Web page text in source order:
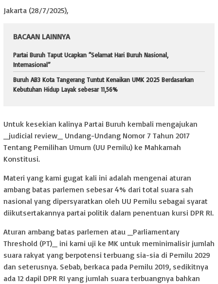
Jakarta (28/7/2025),
BACAAN LAINNYA
Partai Buruh Taput Ucapkan “Selamat Hari Buruh Nasional,
Internasional”
Buruh AB3 Kota Tangerang Tuntut Kenaikan UMK 2025 Berdasarkan
Kebutuhan Hidup Layak sebesar 11,56%
Untuk kesekian kalinya Partai Buruh kembali mengajukan
_judicial review_ Undang-Undang Nomor 7 Tahun 2017
Tentang Pemilihan Umum (UU Pemilu) ke Mahkamah
Konstitusi.
Materi yang kami gugat kali ini adalah mengenai aturan
ambang batas parlemen sebesar 4% dari total suara sah
nasional yang dipersyaratkan oleh UU Pemilu sebagai syarat
diikutsertakannya partai politik dalam penentuan kursi DPR RI.
Aturan ambang batas parlemen atau _Parliamentary
Threshold (PT)_ ini kami uji ke MK untuk meminimalisir jumlah
suara rakyat yang berpotensi terbuang sia-sia di Pemilu 2029
dan seterusnya. Sebab, berkaca pada Pemilu 2019, sedikitnya
ada 12 dapil DPR RI yang jumlah suara terbuangnya bahkan